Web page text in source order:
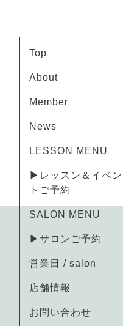
Top
About
Member
News
LESSON MENU
▶レッスン＆イベン
トご予約
SALON MENU
▶サロンご予約
営業日 / salon
店舗情報
お問い合わせ